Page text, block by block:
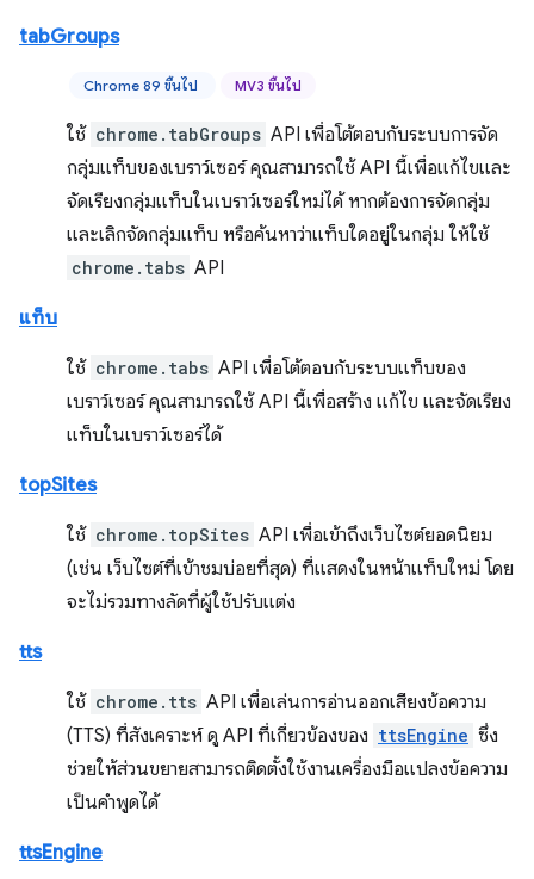
tabGroups
Chrome 89 ขึ้นไป MV3 ขึ้นไป
ใช้ chrome.tabGroups API เพื่อโต้ตอบกับระบบการจัด
กลุ่มแท็บของเบราว์เซอร์ คุณสามารถใช้ API นี้เพื่อแก้ไขและ
จัดเรียงกลุ่มแท็บในเบราว์เซอร์ใหม่ได้ หากต้องการจัดกลุ่ม
และเลิกจัดกลุ่มแท็บ หรือค้นหาว่าแท็บใดอยู่ในกลุ่ม ให้ใช้
chrome.tabs API
แท็บ
ใช้ chrome.tabs API เพื่อโต้ตอบกับระบบแท็บของ
เบราว์เซอร์ คุณสามารถใช้ API นี้เพื่อสร้าง แก้ไข และจัดเรียง
แท็บในเบราว์เซอร์ได้
topSites
ใช้ chrome.topSites API เพื่อเข้าถึงเว็บไซต์ยอดนิยม
(เช่น เว็บไซต์ที่เข้าชมบ่อยที่สุด) ที่แสดงในหน้าแท็บใหม่ โดย
จะไม่รวมทางลัดที่ผู้ใช้ปรับแต่ง
tts
ใช้ chrome.tts API เพื่อเล่นการอ่านออกเสียงข้อความ
(TTS) ที่สังเคราะห์ ดู API ที่เกี่ยวข้องของ ttsEngine ซึ่ง
ช่วยให้ส่วนขยายสามารถติดตั้งใช้งานเครื่องมือแปลงข้อความ
เป็นคำพูดได้
ttsEngine